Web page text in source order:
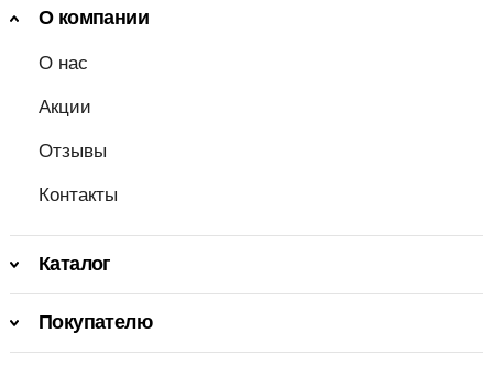
О компании
О нас
Акции
Отзывы
Контакты
Каталог
Покупателю